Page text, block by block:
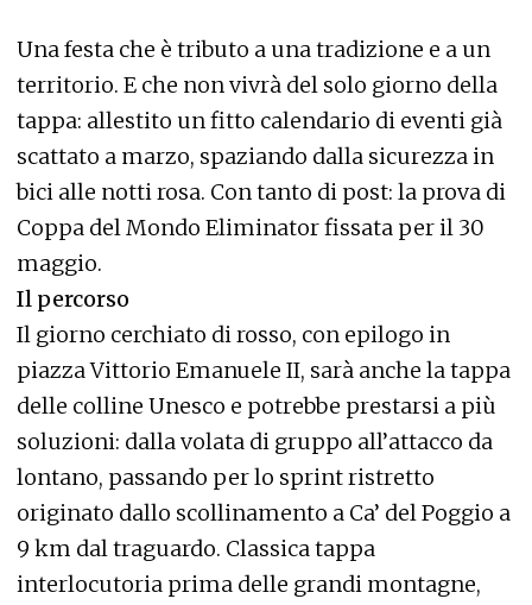
Una festa che è tributo a una tradizione e a un
territorio. E che non vivrà del solo giorno della
tappa: allestito un fitto calendario di eventi già
scattato a marzo, spaziando dalla sicurezza in
bici alle notti rosa. Con tanto di post: la prova di
Coppa del Mondo Eliminator fissata per il 30
maggio.
Il percorso
Il giorno cerchiato di rosso, con epilogo in
piazza Vittorio Emanuele II, sarà anche la tappa
delle colline Unesco e potrebbe prestarsi a più
soluzioni: dalla volata di gruppo all’attacco da
lontano, passando per lo sprint ristretto
originato dallo scollinamento a Ca’ del Poggio a
9 km dal traguardo. Classica tappa
interlocutoria prima delle grandi montagne,